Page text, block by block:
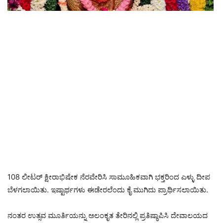
108 ಲೀಟರ್ ಕ್ಷೀರಾಭಿಷೇಕ ನೆರವೇರಿಸಿ ಸಾಮೂಹಿಕವಾಗಿ ಭಕ್ತರಿಂದ ಎಳ್ಳು ದೀಪ
ಬೆಳಗಲಾಯಿತು. ಇಷ್ಟಾರ್ಥಗಳು ಈಡೇರಲೆಂದು ಕೈ ಮುಗಿದು ಪ್ರಾರ್ಥಿಸಲಾಯಿತು.
ನಂತರ ಉತ್ಸವ ಮೂರ್ತಿಯನ್ನು ಅಲಂಕೃತ ತೇರಿನಲ್ಲಿ ಪ್ರತಿಷ್ಠಾಪಿಸಿ ದೇವಾಲಯದ